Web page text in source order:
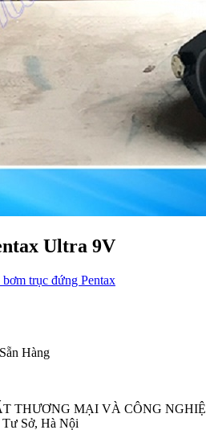
Ultra 9V
trục đứng Pentax
Hàng
THƯƠNG MẠI VÀ CÔNG
Sở, Hà Nội